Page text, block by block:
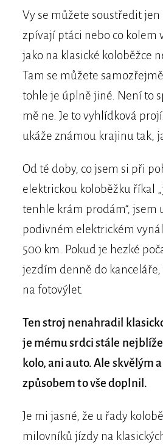
Vy se můžete soustředit jen
zpívají ptáci nebo co kolem
jako na klasické koloběžce
Tam se můžete samozřejmě
tohle je úplně jiné. Není to
mě ne. Je to vyhlídková
ukáže známou krajinu tak,
Od té doby, co jsem si při
elektrickou koloběžku říkal
tenhle krám prodám“, jsem
podivném elektrickém
500 km. Pokud je hezké
jezdím denně do
na fotovýlet.
Ten stroj nenahradil
je mému srdci stále
kolo, ani auto. Ale skvělým
způsobem to vše doplnil.
Je mi jasné, že u řady
milovníků jízdy na